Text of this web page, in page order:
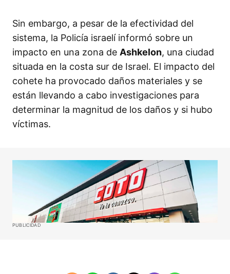
Sin embargo, a pesar de la efectividad del
sistema, la Policía israelí informó sobre un
impacto en una zona de Ashkelon, una ciudad
situada en la costa sur de Israel. El impacto del
cohete ha provocado daños materiales y se
están llevando a cabo investigaciones para
determinar la magnitud de los daños y si hubo
víctimas.
PUBLICIDAD